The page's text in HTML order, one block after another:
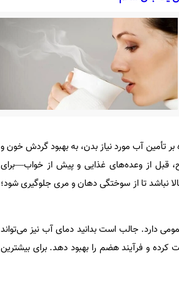
تأمین آب مورد نیاز بدن، به بهبود گردش خون و
قبل از وعده‌های غذایی و پیش از خواب—برای
نباشد تا از سوختگی دهان و مری جلوگیری شود؛
جالب است بدانید دمای آب نیز می‌تواند
کرده و فرآیند هضم را بهبود دهد. برای بیشترین